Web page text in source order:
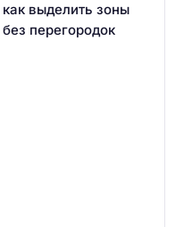
как выделить зоны
без перегородок